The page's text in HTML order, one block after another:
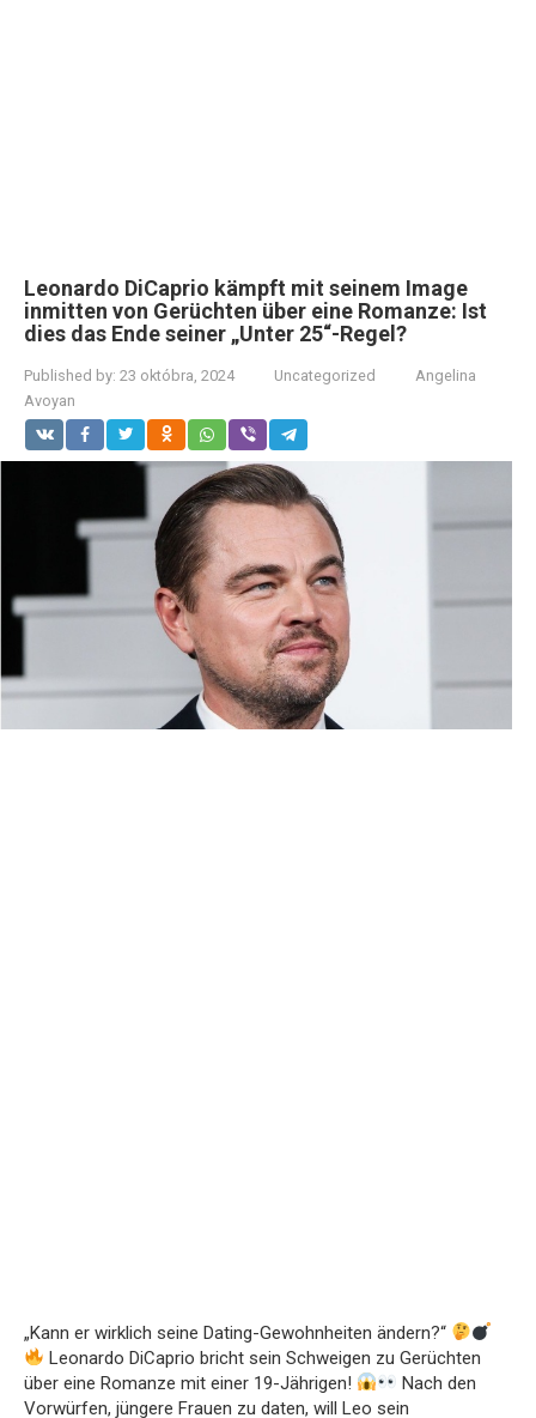
Leonardo DiCaprio kämpft mit seinem Image
inmitten von Gerüchten über eine Romanze: Ist
dies das Ende seiner „Unter 25“-Regel?
Published by: 23 októbra, 2024 Uncategorized
Angelina
Avoyan
„Kann er wirklich seine Dating-Gewohnheiten ändern?“
Leonardo DiCaprio bricht sein Schweigen zu Gerüchten
über eine Romanze mit einer 19-Jährigen!
Nach den
Vorwürfen, jüngere Frauen zu daten, will Leo sein